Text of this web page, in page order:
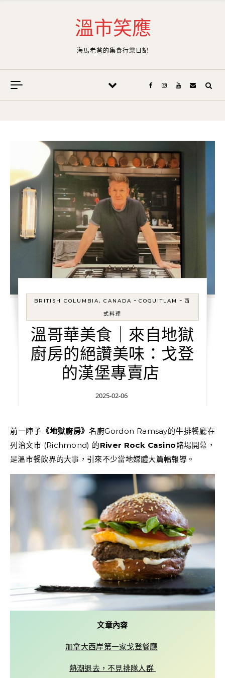
溫市笑應
海馬老爸的集食行樂日記
BRITISH COLUMBIA, CANADA -COQUITLAM -西
式料理
溫哥華美食｜來自地獄
廚房的絕讚美味：戈登
的漢堡專賣店
2025-02-06
前一陣子 《地獄廚房》名廚Gordon Ramsay的牛排餐廳在
列治文市 (Richmond) 的River Rock Casino賭場開幕，
是溫市餐飲界的大事，引來不少當地媒體大篇幅報導。
文章內容
加拿大西岸第一家戈登餐廳
熱潮退去，不見排隊人群